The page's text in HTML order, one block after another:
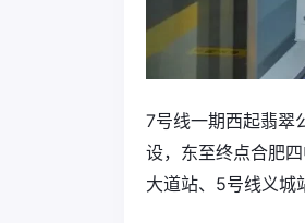
7号线一期西起翡翠
设，东至终点合肥
大道站、5号线义城